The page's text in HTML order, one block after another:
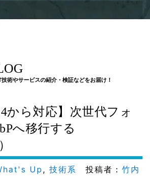
術やサービスの紹介・検証などをお届け！
から対応】次世代フォ
へ移行する
Up , 技術系 投稿者： 竹内